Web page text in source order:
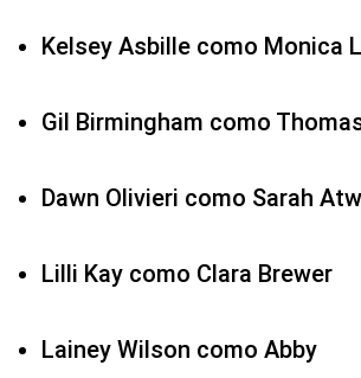
Kelsey Asbille como Monica
Gil Birmingham como
Dawn Olivieri como Sarah
Lilli Kay como Clara Brewer
Lainey Wilson como Abby